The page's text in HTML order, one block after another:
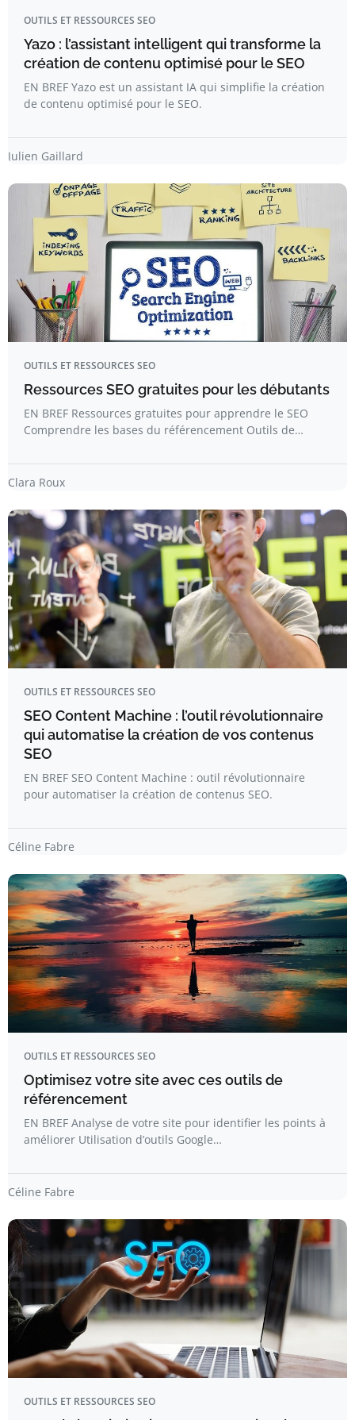
OUTILS ET RESSOURCES SEO
Yazo : l’assistant intelligent qui transforme la
création de contenu optimisé pour le SEO
EN BREF Yazo est un assistant IA qui simplifie la création
de contenu optimisé pour le SEO.
Julien Gaillard
OUTILS ET RESSOURCES SEO
Ressources SEO gratuites pour les débutants
EN BREF Ressources gratuites pour apprendre le SEO
Comprendre les bases du référencement Outils de…
Clara Roux
OUTILS ET RESSOURCES SEO
SEO Content Machine : l’outil révolutionnaire
qui automatise la création de vos contenus
SEO
EN BREF SEO Content Machine : outil révolutionnaire
pour automatiser la création de contenus SEO.
Céline Fabre
OUTILS ET RESSOURCES SEO
Optimisez votre site avec ces outils de
référencement
EN BREF Analyse de votre site pour identifier les points à
améliorer Utilisation d’outils Google…
Céline Fabre
OUTILS ET RESSOURCES SEO